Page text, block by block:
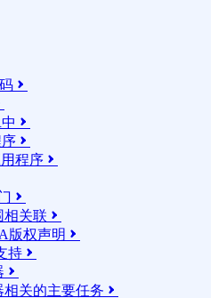



程序 

相关联 
版权声明 
持 

关的主要任务 